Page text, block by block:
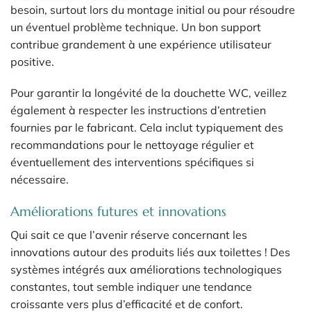
besoin, surtout lors du montage initial ou pour résoudre
un éventuel problème technique. Un bon support
contribue grandement à une expérience utilisateur
positive.
Pour garantir la longévité de la douchette WC, veillez
également à respecter les instructions d’entretien
fournies par le fabricant. Cela inclut typiquement des
recommandations pour le nettoyage régulier et
éventuellement des interventions spécifiques si
nécessaire.
Améliorations futures et innovations
Qui sait ce que l’avenir réserve concernant les
innovations autour des produits liés aux toilettes ! Des
systèmes intégrés aux améliorations technologiques
constantes, tout semble indiquer une tendance
croissante vers plus d’efficacité et de confort.